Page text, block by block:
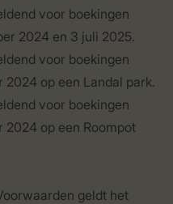
voor boekingen
2024 en 3 juli 2025.
voor boekingen
2024 op een Landal park.
voor boekingen
2024 op een Roompot
geldt het